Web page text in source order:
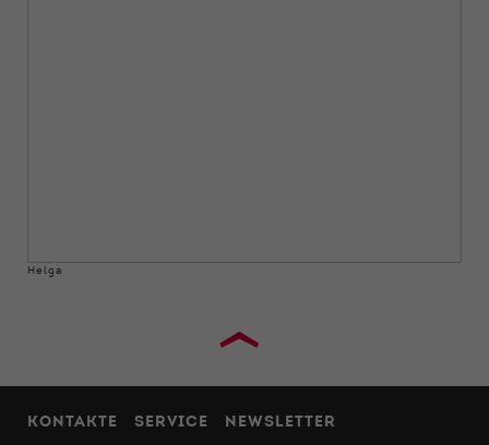
Helga
›
KONTAKTE SERVICE NEWSLETTER